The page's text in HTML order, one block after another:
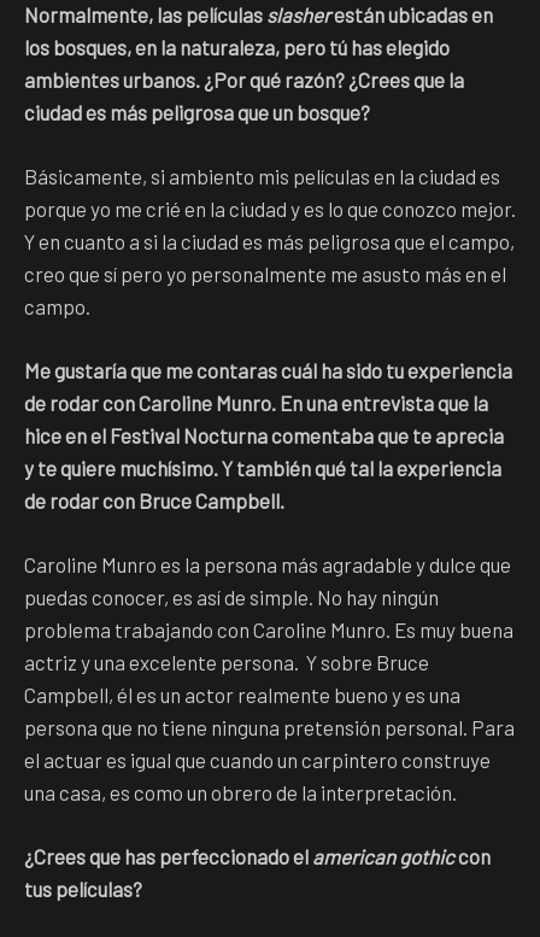
Normalmente, las películas slasherestán ubicadas en
los bosques, en la naturaleza, pero tú has elegido
ambientes urbanos. ¿Por qué razón? ¿Crees que la
ciudad es más peligrosa que un bosque?
Básicamente, si ambiento mis películas en la ciudad es
porque yo me crié en la ciudad y es lo que conozco mejor.
Y en cuanto a si la ciudad es más peligrosa que el campo,
creo que sí pero yo personalmente me asusto más en el
campo.
Me gustaría que me contaras cuál ha sido tu experiencia
de rodar con Caroline Munro. En una entrevista que la
hice en el Festival Nocturna comentaba que te aprecia
y te quiere muchísimo. Y también qué tal la experiencia
de rodar con Bruce Campbell.
Caroline Munro es la persona más agradable y dulce que
puedas conocer, es así de simple. No hay ningún
problema trabajando con Caroline Munro. Es muy buena
actriz y una excelente persona. Y sobre Bruce
Campbell, él es un actor realmente bueno y es una
persona que no tiene ninguna pretensión personal. Para
el actuar es igual que cuando un carpintero construye
una casa, es como un obrero de la interpretación.
¿Crees que has perfeccionado el american gothiccon
tus películas?